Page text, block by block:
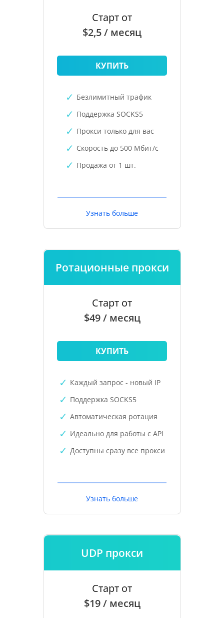
Старт от
$2,5 / месяц
КУПИТЬ
Безлимитный трафик
Поддержка SOCKS5
Прокси только для вас
Скорость до 500 Мбит/с
Продажа от 1 шт.
Узнать больше
Ротационные прокси
Старт от
$49 / месяц
КУПИТЬ
Каждый запрос - новый IP
Поддержка SOCKS5
Автоматическая ротация
Идеально для работы с API
Доступны сразу все прокси
Узнать больше
UDP прокси
Старт от
$19 / месяц